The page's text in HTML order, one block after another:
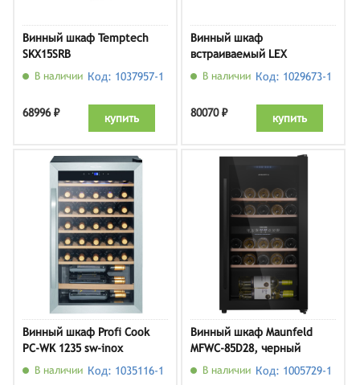
Винный шкаф Temptech
SKX15SRB
В наличии Код: 1037957-1
68996 ₽ купить
Винный шкаф
встраиваемый LEX
LWD6036BL Dual Zone S,
В наличии Код: 1029673-1
80070 ₽ купить
Винный шкаф Profi Cook
PC-WK 1235 sw-inox
В наличии Код: 1035116-1
Винный шкаф Maunfeld
MFWC-85D28, черный
В наличии Код: 1005729-1